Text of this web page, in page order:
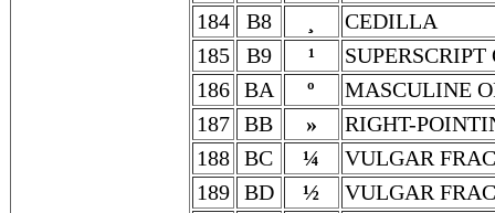
184
B8
CEDILLA
185
B9 ¹
SUPERSCRIPT
186
BA º
MASCULINE
187
BB »
RIGHT-
188
BC ¼
VULGAR
189
BD ½
VULGAR